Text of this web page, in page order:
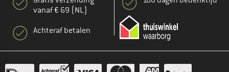
vanaf € 69 (NL)
Achteraf betalen